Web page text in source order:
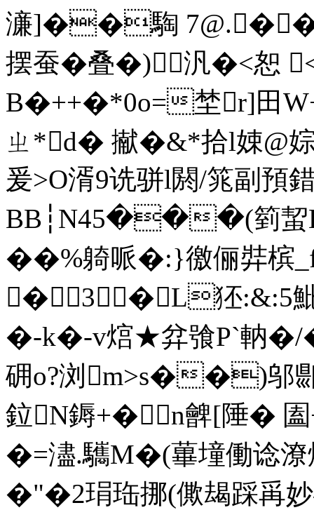
濓]��騊 7@.��
摆蚕�叠�)汎�<恕
B�++�*0o=埜r]田
ㄓ*d� 擜 �&*拾l娕@
爰>O湑9诜骈l閼/筄副預
BB┆N45���(箌蛪H"
� �%躸哌�:}徼俪弉槟
�3�L狉:&:5
�-k�-v熍★弅飸P`軜�/�
砽 o?浏m>s��)邬
鉝N鎒+�n朇[陲� 圔
�=濜.驨M�(蓽墥働谂
�"� 2琄珤挪(僛朅踩爯妙